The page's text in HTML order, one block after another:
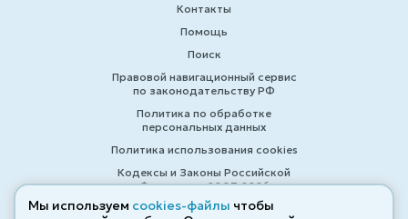
Контакты
Помощь
Поиск
Правовой навигационный сервис
по законодательству РФ
Политика по обработке
персональных данных
Политика использования cookies
Кодексы и Законы Российской
Федерации 2007-2026
Мы используем cookies-файлы чтобы